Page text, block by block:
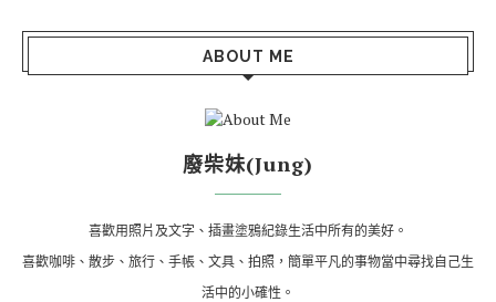
ABOUT ME
廢柴妹(Jung)
喜歡用照片及文字、插畫塗鴉紀錄生活中所有的美好。
喜歡咖啡、散步、旅行、手帳、文具、拍照，簡單平凡的事物當中尋找自己生
活中的小確性。